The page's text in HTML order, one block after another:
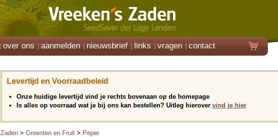
over ons aanmelden nieuwsbrief links vragen contact
Levertijd en Voorraadbeleid
Onze huidige levertijd vind je rechts bovenaan op de homepage
Is alles op voorraad wat je bij ons kan bestellen? Uitleg hierover vind je hier
Zaden > Groenten en Fruit > Peper